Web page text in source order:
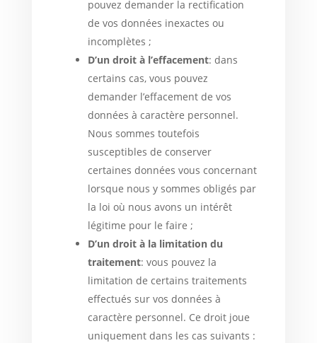
pouvez demander la rectification
de vos données inexactes ou
incomplètes ;
D’un droit à l’effacement: dans
certains cas, vous pouvez
demander l’effacement de vos
données à caractère personnel.
Nous sommes toutefois
susceptibles de conserver
certaines données vous concernant
lorsque nous y sommes obligés par
la loi où nous avons un intérêt
légitime pour le faire ;
D’un droit à la limitation du
traitement: vous pouvez la
limitation de certains traitements
effectués sur vos données à
caractère personnel. Ce droit joue
uniquement dans les cas suivants :